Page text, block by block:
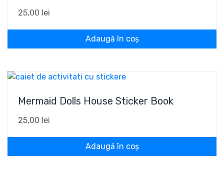
25,00 lei
Adaugă în coș
Mermaid Dolls House Sticker Book
25,00 lei
Adaugă în coș